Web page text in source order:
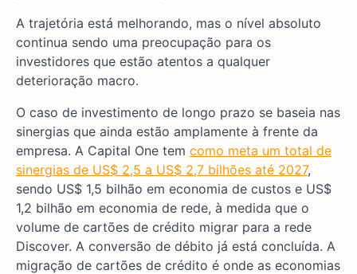
A trajetória está melhorando, mas o nível absoluto
continua sendo uma preocupação para os
investidores que estão atentos a qualquer
deterioração macro.
O caso de investimento de longo prazo se baseia nas
sinergias que ainda estão amplamente à frente da
empresa. A Capital One tem como meta um total de
sinergias de US$ 2,5 a US$ 2,7 bilhões até 2027,
sendo US$ 1,5 bilhão em economia de custos e US$
1,2 bilhão em economia de rede, à medida que o
volume de cartões de crédito migrar para a rede
Discover. A conversão de débito já está concluída. A
migração de cartões de crédito é onde as economias